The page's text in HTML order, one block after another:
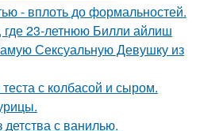
- вплоть до формальностей.
где 23-летнюю Билли айлиш
Сексуальную Девушку из
с колбасой и сыром.
с ванилью.